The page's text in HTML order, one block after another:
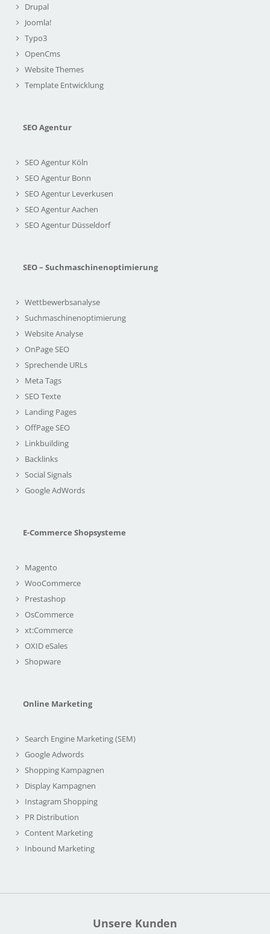
Drupal
Joomla!
Typo3
OpenCms
Website Themes
Template Entwicklung
SEO Agentur
SEO Agentur Köln
SEO Agentur Bonn
SEO Agentur Leverkusen
SEO Agentur Aachen
SEO Agentur Düsseldorf
SEO – Suchmaschinenoptimierung
Wettbewerbsanalyse
Suchmaschinenoptimierung
Website Analyse
OnPage SEO
Sprechende URLs
Meta Tags
SEO Texte
Landing Pages
OffPage SEO
Linkbuilding
Backlinks
Social Signals
Google AdWords
E-Commerce Shopsysteme
Magento
WooCommerce
Prestashop
OsCommerce
xt:Commerce
OXID eSales
Shopware
Online Marketing
Search Engine Marketing (SEM)
Google Adwords
Shopping Kampagnen
Display Kampagnen
Instagram Shopping
PR Distribution
Content Marketing
Inbound Marketing
Unsere Kunden